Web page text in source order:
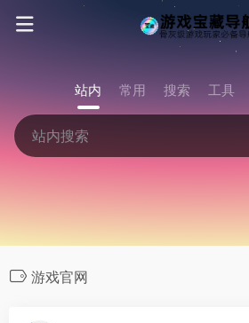
站内 常用 搜索 工具
游戏官网